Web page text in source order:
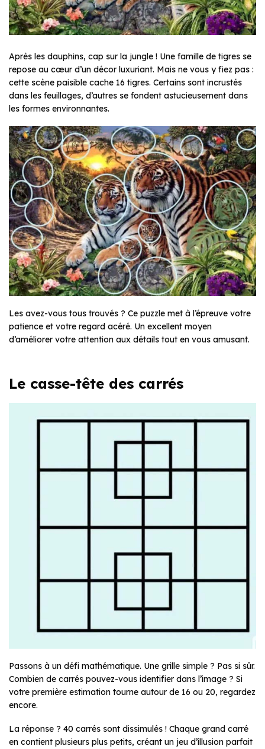
Après les dauphins, cap sur la jungle ! Une famille de tigres se
repose au cœur d’un décor luxuriant. Mais ne vous y fiez pas :
cette scène paisible cache 16 tigres. Certains sont incrustés
dans les feuillages, d’autres se fondent astucieusement dans
les formes environnantes.
Les avez-vous tous trouvés ? Ce puzzle met à l’épreuve votre
patience et votre regard acéré. Un excellent moyen
d’améliorer votre attention aux détails tout en vous amusant.
Le casse-tête des carrés
Passons à un défi mathématique. Une grille simple ? Pas si sûr.
Combien de carrés pouvez-vous identifier dans l’image ? Si
votre première estimation tourne autour de 16 ou 20, regardez
encore.
La réponse ? 40 carrés sont dissimulés ! Chaque grand carré
en contient plusieurs plus petits, créant un jeu d’illusion parfait